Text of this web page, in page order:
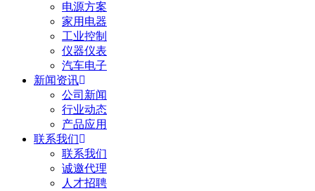
电源方案
家用电器
工业控制
仪器仪表
汽车电子
新闻资讯
公司新闻
行业动态
产品应用
联系我们
联系我们
诚邀代理
人才招聘